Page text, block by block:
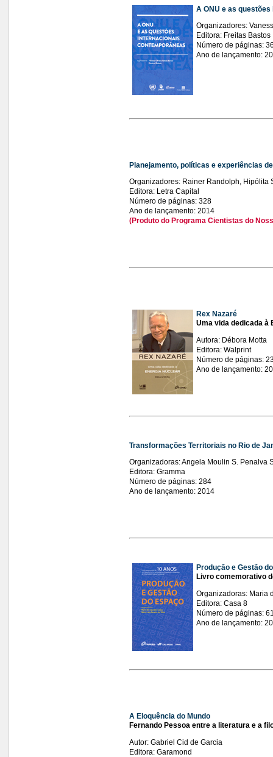
A ONU e as
Organizadores:
Editora: Freitas Bastos
Número de páginas:
Ano de lançamento:
Planejamento, políticas e experiências
Organizadores: Rainer Randolph, Hipólita
Editora: Letra Capital
Número de páginas: 328
Ano de lançamento: 2014
(Produto do Programa Cientistas do
Rex Nazaré
Uma vida dedicada à
Autora: Débora Motta
Editora: Walprint
Número de páginas:
Ano de lançamento:
Transformações Territoriais no Rio de
Organizadoras: Angela Moulin S. Penalva
Editora: Gramma
Número de páginas: 284
Ano de lançamento: 2014
Produção e Gestão
Livro comemorativo
Organizadoras: Maria
Editora: Casa 8
Número de páginas:
Ano de lançamento:
A Eloquência do Mundo
Fernando Pessoa entre a literatura e a
Autor: Gabriel Cid de Garcia
Editora: Garamond